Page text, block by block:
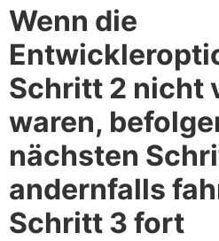
Wenn die
Schritt 2 nicht
waren,
nächsten
andernfalls
Schritt 3 fort